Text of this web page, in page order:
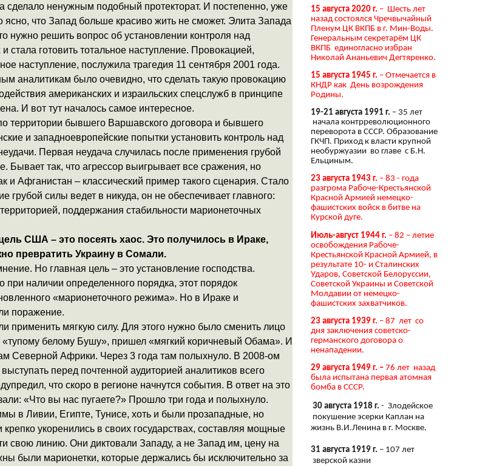
сделало ненужным подобный протекторат. И постепенно, уже
ясно, что Запад больше красиво жить не сможет. Элита Запада
нужно решить вопрос об установлении контроля над
стала готовить тотальное наступление. Провокацией,
наступление, послужила трагедия 11 сентября 2001 года.
аналитикам было очевидно, что сделать такую провокацию
американских и израильских спецслужб в принципе
И вот тут началось самое интересное.
территории бывшего Варшавского договора и бывшего
и западноевропейские попытки установить контроль над
Первая неудача случилась после применения грубой
Бывает так, что агрессор выигрывает все сражения, но
и Афганистан – классический пример такого сценария. Стало
грубой силы ведет в никуда, он не обеспечивает главного:
поддержания стабильности марионеточных
США – это посеять хаос. Это получилось в Ираке,
превратить Украину в Сомали.
Но главная цель – это установление господства.
при наличии определенного порядка, этот порядок
«марионеточного режима». Но в Ираке и
поражение.
применить мягкую силу. Для этого нужно было сменить лицо
белому Бушу», пришел «мягкий коричневый Обама». И
Северной Африки. Через 3 года там полыхнуло. В 2008-ом
перед почтенной аудиторией аналитиков всего
что скоро в регионе начнутся события. В ответ на это
«Что вы нас пугаете?» Прошло три года и полыхнуло.
в Ливии, Египте, Тунисе, хоть и были прозападные, но
укоренились в своих государствах, составляя мощные
свою линию. Они диктовали Западу, а не Запад им, цену на
были марионетки, которые держались бы исключительно за
15 августа 2020 г. – Шесть лет
назад состоялся Чречвычайный
Пленум ЦК ВКПБ в г. Мин-Воды.
Генеральным секретарём ЦК
ВКПБ единогласно избран
Николай Ананьевич Дегтяренко.
15 августа 1945 г. – Отмечается в
КНДР как День возрождения
Родины.
19-21 августа 1991 г. – 35 лет
начала контрреволюционного
переворота в СССР. Образование
ГКЧП. Приход к власти крупной
необуржуазии во главе с Б.Н.
Ельциным.
23 августа 1943 г. – 83 - года
разгрома Рабоче-Крестьянской
Красной Армией немецко-
фашистских войск в битве на
Курской дуге.
Июль-август 1944 г. – 82 – летие
освобождения Рабоче-
Крестьянской Красной Армией, в
результате 10- и Сталинских
Ударов, Советской Белоруссии,
Советской Украины и Советской
Молдавии от немецко-
фашистских захватчиков.
23 августа 1939 г. – 87 лет со
дня заключения советско-
германского договора о
ненападении.
29 августа 1949 г. – 76 лет назад
была испытана первая атомная
бомба в СССР.
30 августа 1918 г. - Злодейское
покушение эсерки Каплан на
жизнь В.И.Ленина в г. Москве.
31 августа 1919 г. – 107 лет
зверской казни